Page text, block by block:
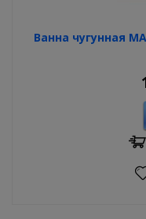
Ванна чугунная